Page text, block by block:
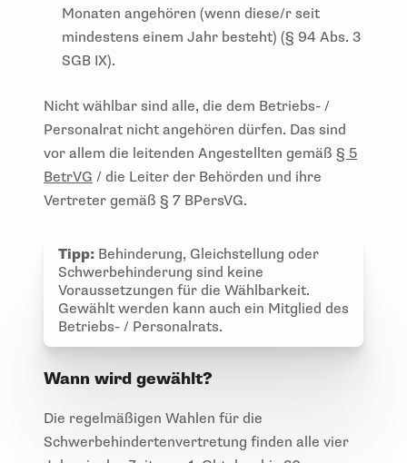
Monaten angehören (wenn diese/r seit
mindestens einem Jahr besteht) (§ 94 Abs. 3
SGB IX).
Nicht wählbar sind alle, die dem Betriebs- /
Personalrat nicht angehören dürfen. Das sind
vor allem die leitenden Angestellten gemäß § 5
BetrVG / die Leiter der Behörden und ihre
Vertreter gemäß § 7 BPersVG.
Tipp: Behinderung, Gleichstellung oder
Schwerbehinderung sind keine
Voraussetzungen für die Wählbarkeit.
Gewählt werden kann auch ein Mitglied des
Betriebs- / Personalrats.
Wann wird gewählt?
Die regelmäßigen Wahlen für die
Schwerbehindertenvertretung finden alle vier